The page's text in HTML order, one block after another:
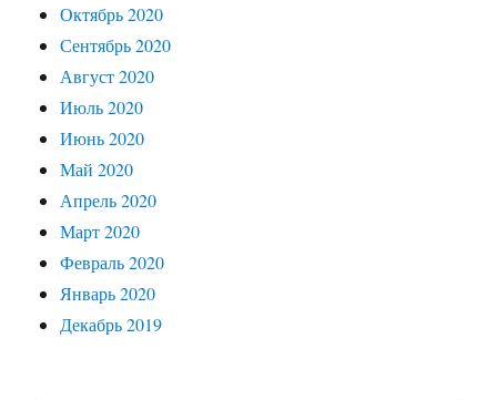
Октябрь 2020
Сентябрь 2020
Август 2020
Июль 2020
Июнь 2020
Май 2020
Апрель 2020
Март 2020
Февраль 2020
Январь 2020
Декабрь 2019